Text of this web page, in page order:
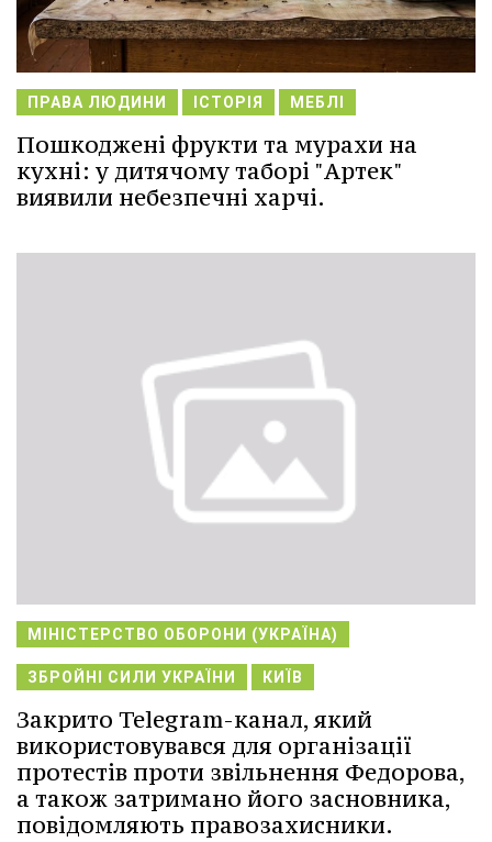
ПРАВА ЛЮДИНИ ІСТОРІЯ МЕБЛІ
Пошкоджені фрукти та мурахи на
кухні: у дитячому таборі "Артек"
виявили небезпечні харчі.
МІНІСТЕРСТВО ОБОРОНИ (УКРАЇНА)
ЗБРОЙНІ СИЛИ УКРАЇНИ КИЇВ
Закрито Telegram-канал, який
використовувався для організації
протестів проти звільнення Федорова,
а також затримано його засновника,
повідомляють правозахисники.